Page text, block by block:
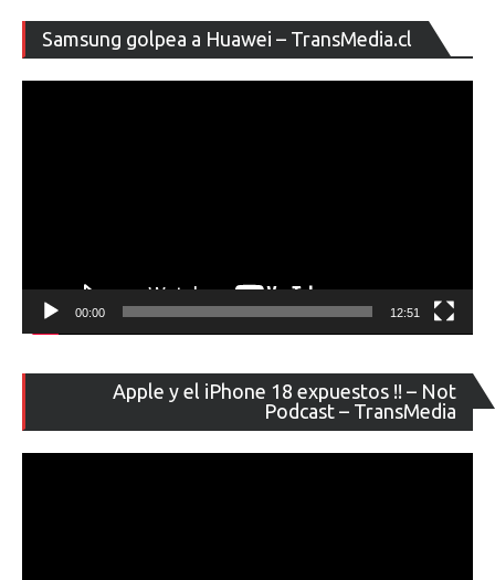
Samsung golpea a Huawei – TransMedia.cl
de
00:00 12:51
Apple y el iPhone 18 expuestos !! – Not
Podcast – TransMedia
de